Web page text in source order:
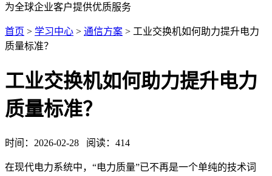
为全球企业客户提供优质服务
首页 > 学习中心 > 通信方案 > 工业交换机如何助力提升电力
质量标准？
工业交换机如何助力提升电力
质量标准？
时间： 2026-02-28 阅读： 414
在现代电力系统中，“电力质量”已不再是一个单纯的技术词